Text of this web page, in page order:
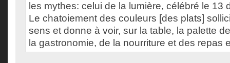
les mythes: celui de la lumière, célébré le 13
Le chatoiement des couleurs [des plats]
sens et donne à voir, sur la table, la palette
la gastronomie, de la nourriture et des repas